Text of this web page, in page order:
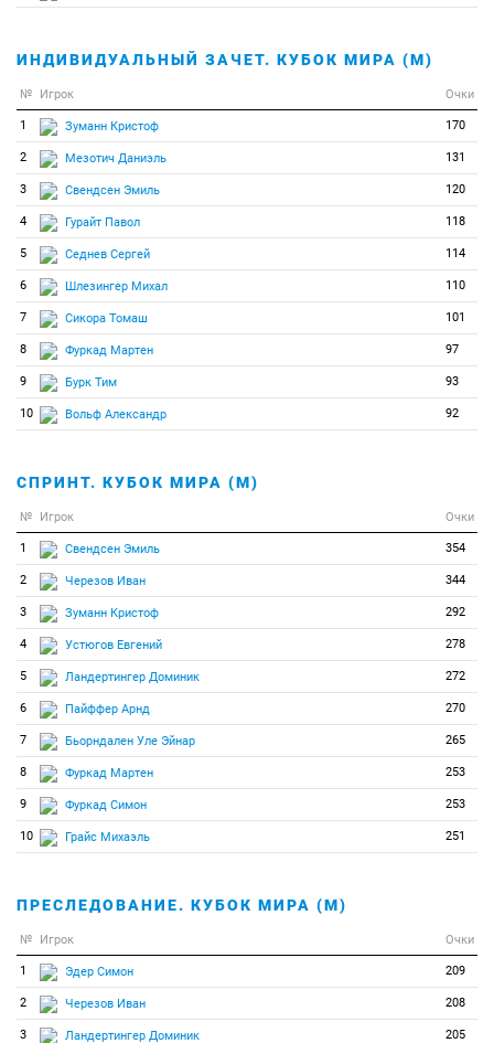
ИНДИВИДУАЛЬНЫЙ ЗАЧЕТ. КУБОК МИРА (М)
№ Игрок Очки
1 Зуманн Кристоф 170
2 Мезотич Даниэль 131
3 Свендсен Эмиль 120
4 Гурайт Павол 118
5 Седнев Сергей 114
6 Шлезингер Михал 110
7 Сикора Томаш 101
8 Фуркад Мартен 97
9 Бурк Тим 93
10 Вольф Александр 92
СПРИНТ. КУБОК МИРА (М)
№ Игрок Очки
1 Свендсен Эмиль 354
2 Черезов Иван 344
3 Зуманн Кристоф 292
4 Устюгов Евгений 278
5 Ландертингер Доминик 272
6 Пайффер Арнд 270
7 Бьорндален Уле Эйнар 265
8 Фуркад Мартен 253
9 Фуркад Симон 253
10 Грайс Михаэль 251
ПРЕСЛЕДОВАНИЕ. КУБОК МИРА (М)
№ Игрок Очки
1 Эдер Симон 209
2 Черезов Иван 208
3 Ландертингер Доминик 205